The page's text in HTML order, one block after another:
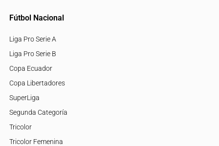
Fútbol Nacional
Liga Pro Serie A
Liga Pro Serie B
Copa Ecuador
Copa Libertadores
SuperLiga
Segunda Categoría
Tricolor
Tricolor Femenina